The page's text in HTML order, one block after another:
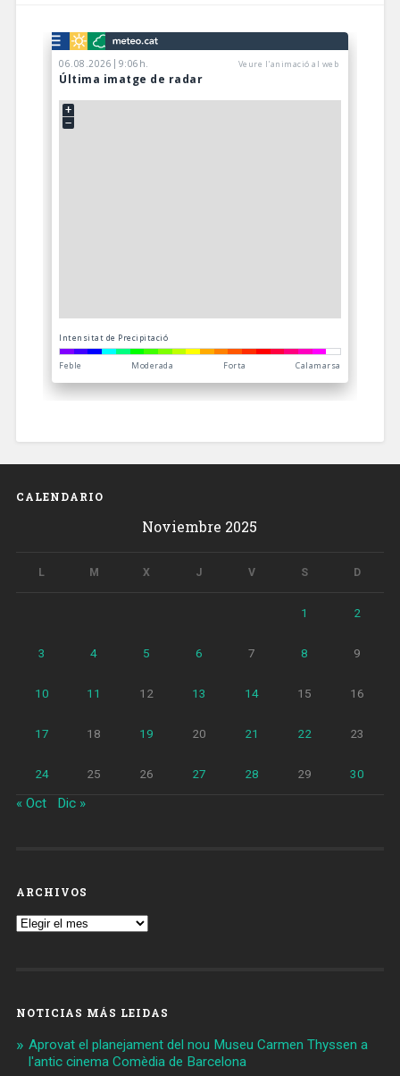
CALENDARIO
Noviembre 2025
L M X J V S D
1 2
3 4 5 6 7 8 9
10 11 12 13 14 15 16
17 18 19 20 21 22 23
24 25 26 27 28 29 30
« Oct Dic »
ARCHIVOS
Archivos
NOTICIAS MÁS LEIDAS
Aprovat el planejament del nou Museu Carmen Thyssen a
l'antic cinema Comèdia de Barcelona